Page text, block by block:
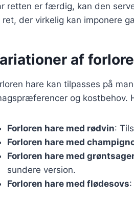
retten er færdig, kan den
ret, der virkelig kan imponere
af
hare kan tilpasses på
og kostbehov.
Forloren hare med rødvin:
Forloren hare med
Forloren hare med
sundere version.
Forloren hare med flødesovs